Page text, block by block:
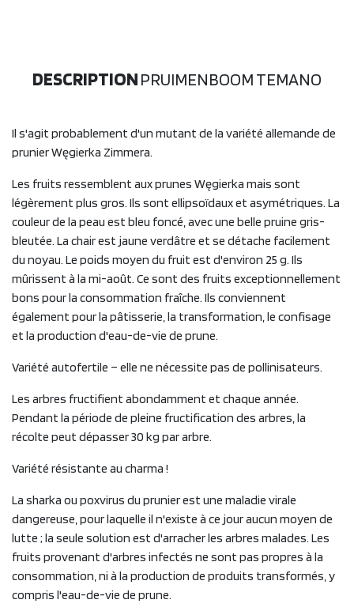
DESCRIPTIONPRUIMENBOOM TEMANO
Il s'agit probablement d'un mutant de la variété allemande de
prunier Węgierka Zimmera.
Les fruits ressemblent aux prunes Węgierka mais sont
légèrement plus gros. Ils sont ellipsoïdaux et asymétriques. La
couleur de la peau est bleu foncé, avec une belle pruine gris-
bleutée. La chair est jaune verdâtre et se détache facilement
du noyau. Le poids moyen du fruit est d'environ 25 g. Ils
mûrissent à la mi-août. Ce sont des fruits exceptionnellement
bons pour la consommation fraîche. Ils conviennent
également pour la pâtisserie, la transformation, le confisage
et la production d'eau-de-vie de prune.
Variété autofertile – elle ne nécessite pas de pollinisateurs.
Les arbres fructifient abondamment et chaque année.
Pendant la période de pleine fructification des arbres, la
récolte peut dépasser 30 kg par arbre.
Variété résistante au charma !
La sharka ou poxvirus du prunier est une maladie virale
dangereuse, pour laquelle il n'existe à ce jour aucun moyen de
lutte ; la seule solution est d'arracher les arbres malades. Les
fruits provenant d'arbres infectés ne sont pas propres à la
consommation, ni à la production de produits transformés, y
compris l'eau-de-vie de prune.